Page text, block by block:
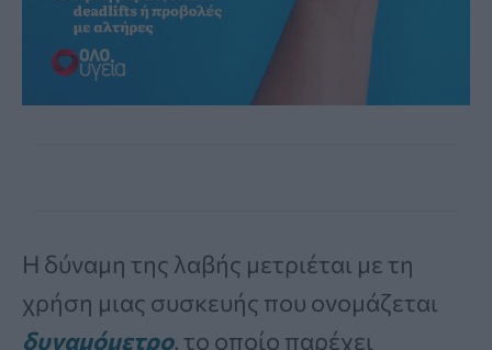
Η δύναμη της λαβής μετριέται με τη
χρήση μιας συσκευής που ονομάζεται
δυναμόμετρο, το οποίο παρέχει